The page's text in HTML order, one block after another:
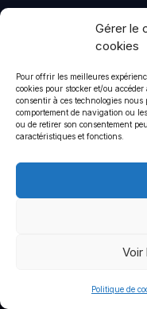
Gérer le
cookies
Pour offrir les meilleures
cookies pour stocker et/ou
consentir à ces technologies nous
comportement de navigation ou
ou de retirer son consentement
caractéristiques et fonctions.
Politique de
Politique de
© 2026 CommStrat